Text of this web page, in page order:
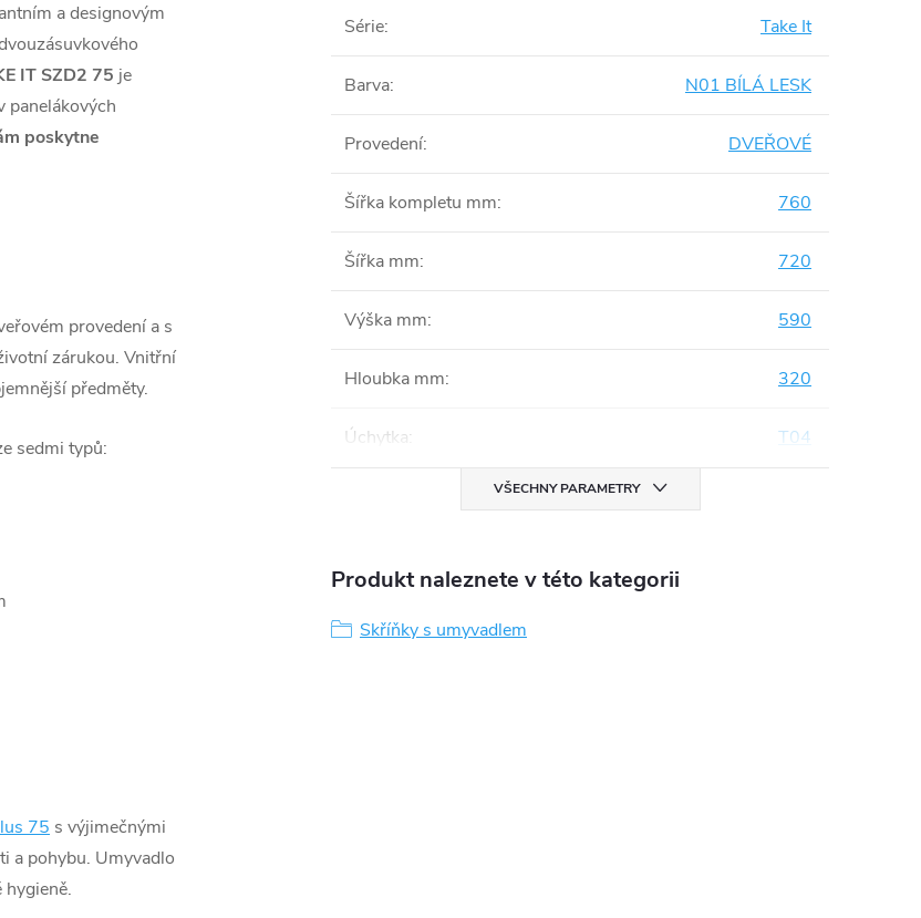
a designovým
IT SZD2 75 je
panelákových
poskytne
provedení a s
zárukou. Vnitřní
předměty.
sedmi typů:
75 s výjimečnými
a pohybu. Umyvadlo
Série: Take It
Barva: N01 BÍLÁ LESK
Provedení: DVEŘOVÉ
Šířka kompletu mm: 760
Šířka mm: 720
Výška mm: 590
Hloubka mm: 320
Úchytka: T04
VŠECHNY PARAMETRY
Produkt naleznete v této kategorii
Skříňky s umyvadlem